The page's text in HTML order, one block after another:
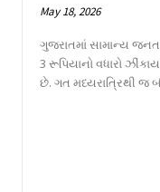
May 18, 2026
ગુજરાતમાં સામાન્ય
3 રૂપિયાનો વધારો
છે. ગત મધ્યરાત્રિથી જ